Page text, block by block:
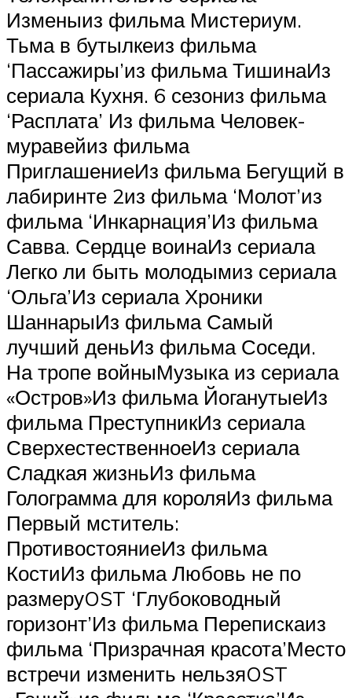
Изменыиз фильма Мистериум.
Тьма в бутылкеиз фильма
‘Пассажиры’из фильма ТишинаИз
сериала Кухня. 6 сезониз фильма
‘Расплата’ Из фильма Человек-
муравейиз фильма
ПриглашениеИз фильма Бегущий в
лабиринте 2из фильма ‘Молот’из
фильма ‘Инкарнация’Из фильма
Савва. Сердце воинаИз сериала
Легко ли быть молодымиз сериала
‘Ольга’Из сериала Хроники
ШаннарыИз фильма Самый
лучший деньИз фильма Соседи.
На тропе войныМузыка из сериала
«Остров»Из фильма ЙоганутыеИз
фильма ПреступникИз сериала
СверхестественноеИз сериала
Сладкая жизньИз фильма
Голограмма для короляИз фильма
Первый мститель:
ПротивостояниеИз фильма
КостиИз фильма Любовь не по
размеруOST ‘Глубоководный
горизонт’Из фильма Перепискаиз
фильма ‘Призрачная красота’Место
встречи изменить нельзяOST